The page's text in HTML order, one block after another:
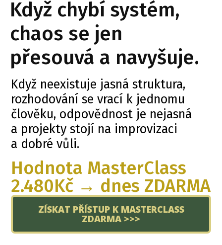
Když chybí systém,
chaos se jen
přesouvá a navyšuje.
Když neexistuje jasná struktura,
rozhodování se vrací k jednomu
člověku, odpovědnost je nejasná
a projekty stojí na improvizaci
a dobré vůli.
Hodnota MasterClass
2.480Kč → dnes ZDARMA
ZÍSKAT PŘÍSTUP K MASTERCLASS
ZDARMA >>>